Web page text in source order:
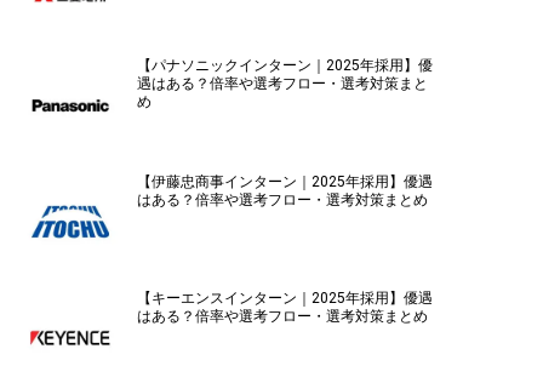
【パナソニックインターン｜2025年採用】優
遇はある？倍率や選考フロー・選考対策まと
め
【伊藤忠商事インターン｜2025年採用】優遇
はある？倍率や選考フロー・選考対策まとめ
【キーエンスインターン｜2025年採用】優遇
はある？倍率や選考フロー・選考対策まとめ